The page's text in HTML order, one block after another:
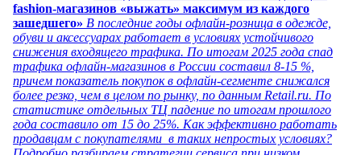
fashion-магазинов «выжать» максимум из каждого
зашедшего» В последние годы офлайн-розница в одежде,
обуви и аксессуарах работает в условиях устойчивого
снижения входящего трафика. По итогам 2025 года спад
трафика офлайн-магазинов в России составил 8-15 %,
причем показатель покупок в офлайн-сегменте снижался
более резко, чем в целом по рынку, по данным Retail.ru. По
статистике отдельных ТЦ падение по итогам прошлого
года составило от 15 до 25%. Как эффективно работать
продавцам с покупателями в таких непростых условиях?